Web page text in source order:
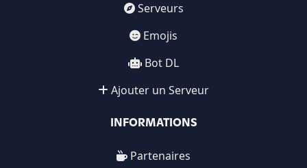
Serveurs
Emojis
Bot DL
Ajouter un Serveur
INFORMATIONS
Partenaires